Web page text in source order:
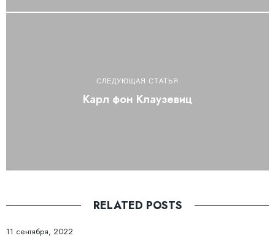
СЛЕДУЮЩАЯ СТАТЬЯ
Карл фон Клаузевиц
RELATED POSTS
11 сентября, 2022